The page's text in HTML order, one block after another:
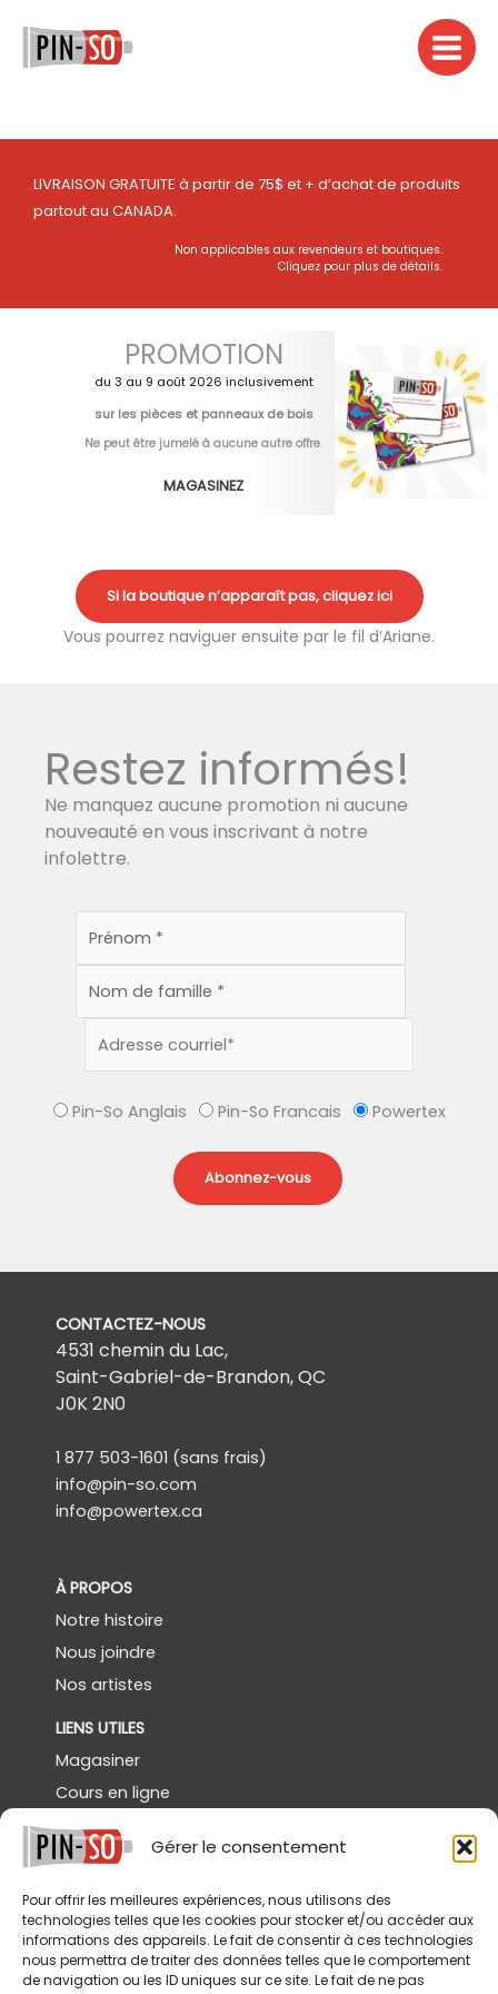
Gérer le consentement
Pour offrir les meilleures expériences, nous utilisons des
technologies telles que les cookies pour stocker et/ou accéder aux
informations des appareils. Le fait de consentir à ces technologies
nous permettra de traiter des données telles que le comportement
de navigation ou les ID uniques sur ce site. Le fait de ne pas
contenu
LIVRAISON GRATUITE à partir de 75$ et + d’achat de produits
partout au CANADA.
Non applicables aux revendeurs et boutiques.
Cliquez pour plus de détails.
PROMOTION
du 3 au 9 août 2026 inclusivement
sur les pièces et panneaux de bois
Ne peut être jumelé à aucune autre offre.
MAGASINEZ
Si la boutique n’apparaît pas, cliquez ici
Vous pourrez naviguer ensuite par le fil d’Ariane.
Restez informés!
Ne manquez aucune promotion ni aucune
nouveauté en vous inscrivant à notre
infolettre.
Pin-So Anglais Pin-So Francais Powertex
CONTACTEZ-NOUS
4531 chemin du Lac,
Saint-Gabriel-de-Brandon, QC
J0K 2N0
1 877 503-1601 (sans frais)
info@pin-so.com
info@powertex.ca
À PROPOS
Notre histoire
Nous joindre
Nos artistes
LIENS UTILES
Magasiner
Cours en ligne
Démos gratuites
Powertex Canada
SERVICES
Livraison